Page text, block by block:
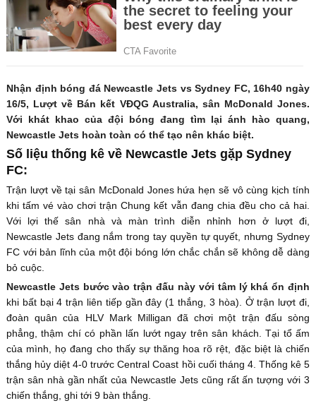
Nhận định bóng đá Newcastle Jets vs Sydney FC, 16h40 ngày
16/5, Lượt về Bán kết VĐQG Australia, sân McDonald Jones.
Với khát khao của đội bóng đang tìm lại ánh hào quang,
Newcastle Jets hoàn toàn có thể tạo nên khác biệt.
Số liệu thống kê về Newcastle Jets gặp Sydney
FC:
Trận lượt về tại sân McDonald Jones hứa hẹn sẽ vô cùng kịch tính
khi tấm vé vào chơi trận Chung kết vẫn đang chia đều cho cả hai.
Với lợi thế sân nhà và màn trình diễn nhỉnh hơn ở lượt đi,
Newcastle Jets đang nắm trong tay quyền tự quyết, nhưng Sydney
FC với bản lĩnh của một đội bóng lớn chắc chắn sẽ không dễ dàng
bỏ cuộc.
Newcastle Jets bước vào trận đấu này với tâm lý khá ổn định
khi bất bại 4 trận liên tiếp gần đây (1 thắng, 3 hòa). Ở trận lượt đi,
đoàn quân của HLV Mark Milligan đã chơi một trận đấu sòng
phẳng, thậm chí có phần lấn lướt ngay trên sân khách. Tại tổ ấm
của mình, họ đang cho thấy sự thăng hoa rõ rệt, đặc biệt là chiến
thắng hủy diệt 4-0 trước Central Coast hồi cuối tháng 4. Thống kê 5
trận sân nhà gần nhất của Newcastle Jets cũng rất ấn tượng với 3
chiến thắng, ghi tới 9 bàn thắng.